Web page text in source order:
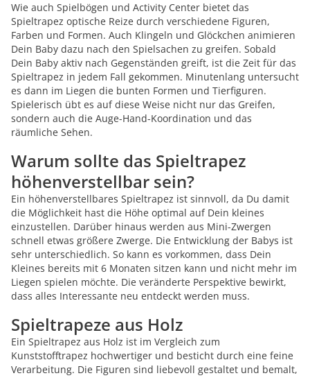
Wie auch Spielbögen und Activity Center bietet das
Spieltrapez optische Reize durch verschiedene Figuren,
Farben und Formen. Auch Klingeln und Glöckchen animieren
Dein Baby dazu nach den Spielsachen zu greifen. Sobald
Dein Baby aktiv nach Gegenständen greift, ist die Zeit für das
Spieltrapez in jedem Fall gekommen. Minutenlang untersucht
es dann im Liegen die bunten Formen und Tierfiguren.
Spielerisch übt es auf diese Weise nicht nur das Greifen,
sondern auch die Auge-Hand-Koordination und das
räumliche Sehen.
Warum sollte das Spieltrapez
höhenverstellbar sein?
Ein höhenverstellbares Spieltrapez ist sinnvoll, da Du damit
die Möglichkeit hast die Höhe optimal auf Dein kleines
einzustellen. Darüber hinaus werden aus Mini-Zwergen
schnell etwas größere Zwerge. Die Entwicklung der Babys ist
sehr unterschiedlich. So kann es vorkommen, dass Dein
Kleines bereits mit 6 Monaten sitzen kann und nicht mehr im
Liegen spielen möchte. Die veränderte Perspektive bewirkt,
dass alles Interessante neu entdeckt werden muss.
Spieltrapeze aus Holz
Ein Spieltrapez aus Holz ist im Vergleich zum
Kunststofftrapez hochwertiger und besticht durch eine feine
Verarbeitung. Die Figuren sind liebevoll gestaltet und bemalt,